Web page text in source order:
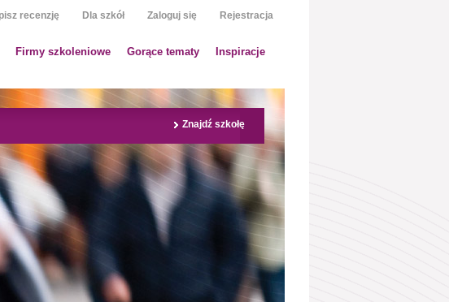
recenzję Dla szkół Zaloguj się Rejestracja
Firmy szkoleniowe Gorące tematy Inspiracje
Znajdź szkołę